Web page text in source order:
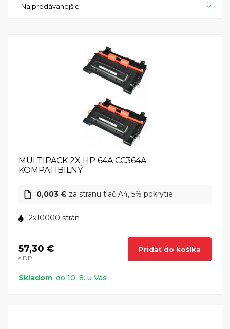
a veľkým objemom práce. Vzhľadom na vysokú
prostredie, ktoré potrebuje výkonnú a efektívnu
tlačiareň. Jeho spoľahlivosť a výkon ho robia skvelou
voľbou pre každého, kto potrebuje vysoko kvalitnú
tlač bez zbytočného čakania.
Najpredávanejšie
MULTIPACK 2X HP 64A CC364A
KOMPATIBILNÝ
0,003 € za stranu tlač A4, 5% pokrytie
2x10000 strán
57,30 €
s DPH
Pridať do košíka
Skladom, do 10. 8. u Vás